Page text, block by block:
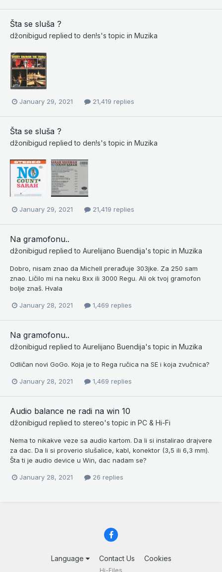
Šta se sluša ?
džonibigud replied to den!s's topic in Muzika
January 29, 2021 21,419 replies
Šta se sluša ?
džonibigud replied to den!s's topic in Muzika
January 29, 2021 21,419 replies
Na gramofonu..
džonibigud replied to Aurelijano Buendija's topic in Muzika
Dobro, nisam znao da Michell prerađuje 303jke. Za 250 sam
znao. Ličilo mi na neku 8xx ili 3000 Regu. Ali ok tvoj gramofon
bolje znaš. Hvala
January 28, 2021 1,469 replies
Na gramofonu..
džonibigud replied to Aurelijano Buendija's topic in Muzika
Odličan novi GoGo. Koja je to Rega ručica na SE i koja zvučnica?
January 28, 2021 1,469 replies
Audio balance ne radi na win 10
džonibigud replied to stereo's topic in PC & Hi-Fi
Nema to nikakve veze sa audio kartom. Da li si instalirao drajvere
za dac. Da li si proverio slušalice, kabl, konektor (3,5 ili 6,3 mm).
Šta ti je audio device u Win, dac nadam se?
January 28, 2021 26 replies
Language Contact Us Cookies
Hi-Files